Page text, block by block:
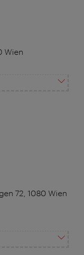
Wien
72, 1080 Wien